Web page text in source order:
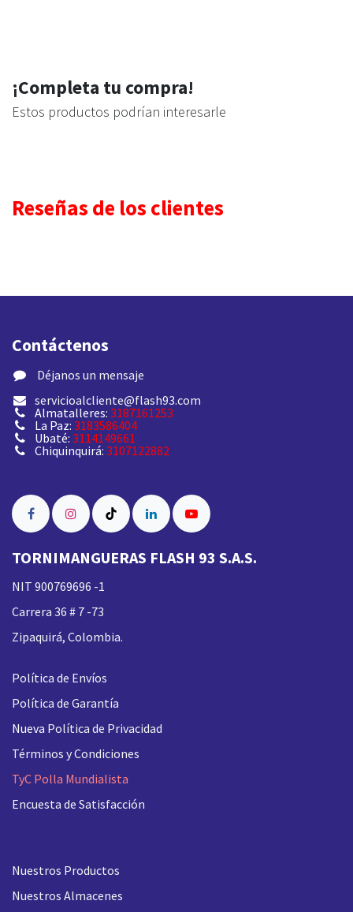
¡Completa tu compra!
Estos productos podrían interesarle
Reseñas de los clientes
Contáctenos
​ Déjanos un mensaje
servicioalcliente@flash93.com
Almatalleres: 3187161253
La Paz: 3183586404
Ubaté: 3114149661
Chiquinquirá: 3107122882
TORNIMANGUERAS FLASH 93 S.A.S.
NIT 900769696 -1
Carrera 36 # 7 -73
Zipaquirá, Colombia.
Política de Envíos
Política de Garantía
Nueva Política de Privacidad
Términos y Condiciones
TyC Polla Mundialista
Encuesta de Satisfacción
Nuestros Productos
Nuestros Almacenes